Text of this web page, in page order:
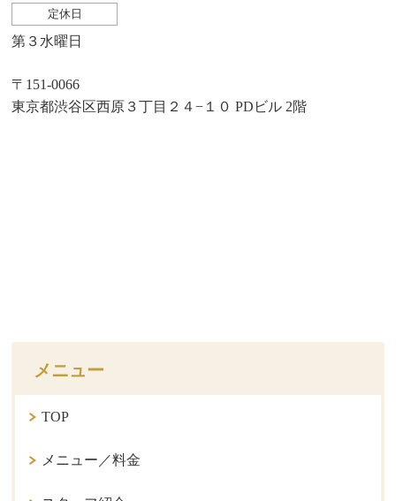
定休日
第３水曜日
〒151-0066
東京都渋谷区西原３丁目２４−１０ PDビル 2階
メニュー
TOP
メニュー／料金